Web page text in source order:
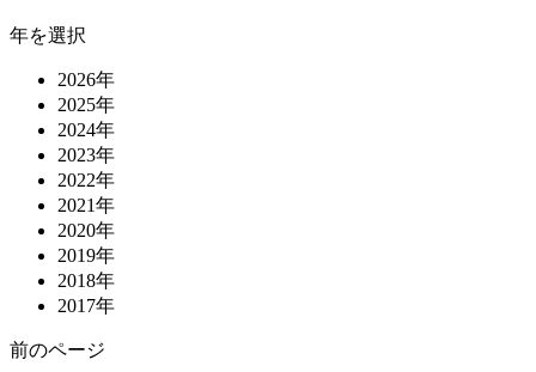
年を選択
2026年
2025年
2024年
2023年
2022年
2021年
2020年
2019年
2018年
2017年
前のページ